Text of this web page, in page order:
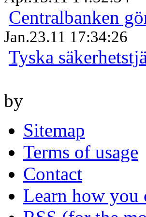
Centralbanken
Jan.23.11 17:34:26
Tyska
by
Sitemap
Terms of usage
Contact
Learn how you